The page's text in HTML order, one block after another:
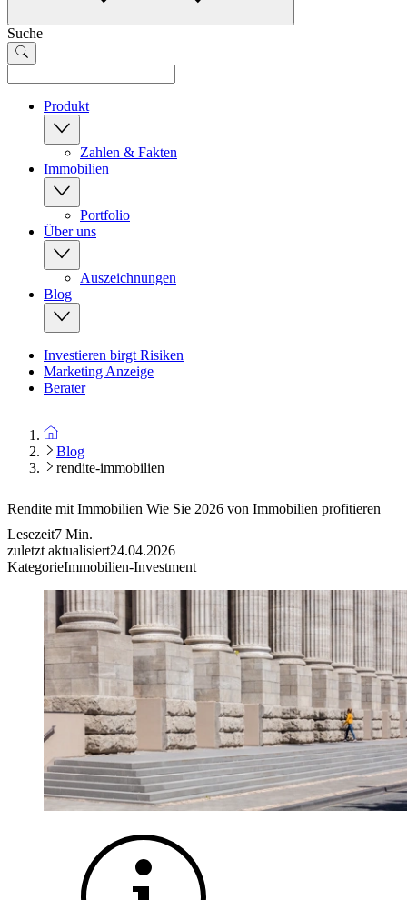
Suche
Produkt
Zahlen & Fakten
Immobilien
Portfolio
Über uns
Auszeichnungen
Blog
Investieren birgt Risiken
Marketing Anzeige
Berater
Blog
rendite-immobilien
Rendite mit Immobilien Wie Sie 2026 von Immobilien profitieren
Lesezeit7 Min.
zuletzt aktualisiert24.04.2026
KategorieImmobilien-Investment